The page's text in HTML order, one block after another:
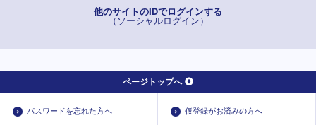
他のサイトのIDでログインする
（ソーシャルログイン）
ページトップへ
パスワードを忘れた方へ 仮登録がお済みの方へ